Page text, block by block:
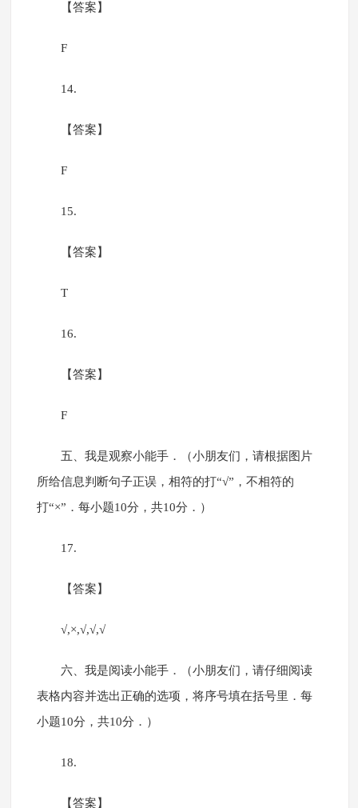
【答案】
F
14.
【答案】
F
15.
【答案】
T
16.
【答案】
F
五、我是观察小能手．（小朋友们，请根据图片
所给信息判断句子正误，相符的打“√”，不相符的
打“×”．每小题10分，共10分．）
17.
【答案】
√,×,√,√,√
六、我是阅读小能手．（小朋友们，请仔细阅读
表格内容并选出正确的选项，将序号填在括号里．每
小题10分，共10分．）
18.
【答案】